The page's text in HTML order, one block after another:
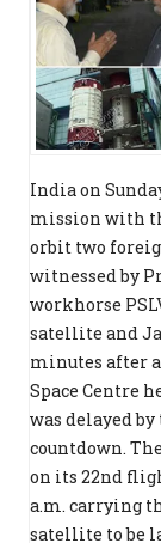
India on
mission with
orbit two
witnessed by
workhorse
satellite and
minutes after
Space Centre
was delayed
countdown.
on its 22nd
a.m. carrying
satellite to be